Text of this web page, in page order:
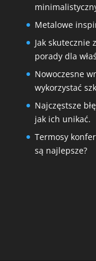
Metalowe
Jak skutecznie
porady dla
Nowoczesne
wykorzystać
Najczęstsze
jak ich unikać.
Termosy
są najlepsze?